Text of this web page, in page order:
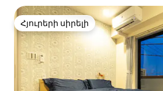
հեռավորության վրա,
102
Հյուրերի սիրելի
Հյուրերի սիրելի